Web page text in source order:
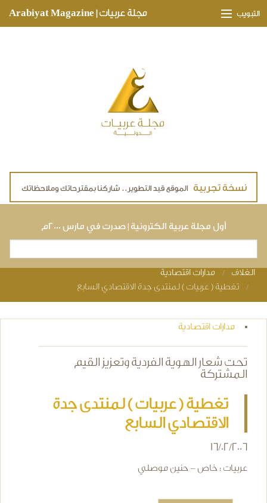
مجلة عربيات | Arabiyat Magazine التبويب
أول مجلة عربية الكترونية | صدرت في مارس ٢٠٠٠م
You are here
الغلاف
مدارات اقتصادية
تغطية ( عربيات ) لمنتدى جدة الاقتصادي السابع
مدارات اقتصادية
تحت شعار الهوية الفردية وتعزيز القيم
المشتركة
تغطية ( عربيات ) لمنتدى جدة
الاقتصادي السابع
16/02/2006
عربيات : خاص - حنين موصلي